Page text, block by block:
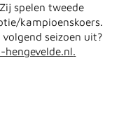
spelen tweede
kampioenskoers.
seizoen uit?
hengevelde.nl.